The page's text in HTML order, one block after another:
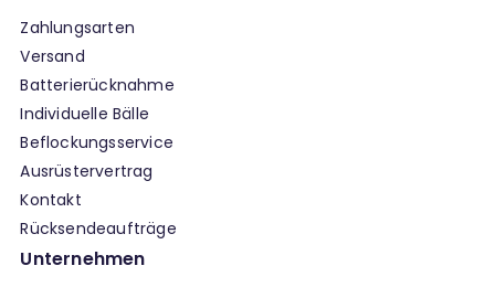
Zahlungsarten
Versand
Batterierücknahme
Individuelle Bälle
Beflockungsservice
Ausrüstervertrag
Kontakt
Rücksendeaufträge
Unternehmen